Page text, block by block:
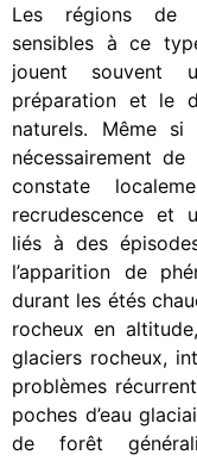
Les régions de
sensibles à ce
jouent souvent
préparation et le
naturels. Même
nécessairement
constate
recrudescence et
liés à des
l’apparition de
durant les étés
rocheux en
glaciers rocheux,
problèmes
poches d’eau
de forêt